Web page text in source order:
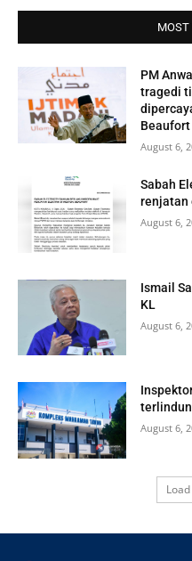
MOST
PM
tragedi
Beaufort
August 6,
Sabah
renjatan
August 6,
Ismail
KL
August 6,
August 6,